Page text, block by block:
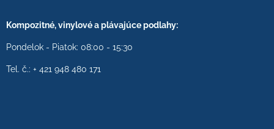
Kompozitné, vinylové a plávajúce podlahy:
Pondelok - Piatok: 08:00 - 15:30
Tel. č.: + 421 948 480 171